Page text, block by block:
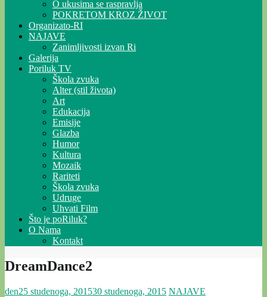
O ukusima se raspravlja
POKRETOM KROZ ŽIVOT
Organizato-RI
NAJAVE
Zanimljivosti izvan Ri
Galerija
Poriluk TV
Škola zvuka
Alter (stil života)
Art
Edukacija
Emisije
Glazba
Humor
Kultura
Mozaik
Rariteti
Škola zvuka
Udruge
Uhvati Film
Što je poRiluk?
O Nama
Kontakt
DreamDance2
den25 studenoga, 201530 studenoga, 2015 NAJAVE